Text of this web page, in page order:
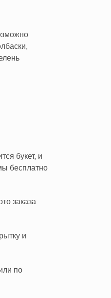
букет, и
бесплатно
заказа
и
по